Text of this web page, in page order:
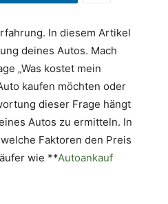
In diesem Artikel
deines Autos. Mach
„Was kostet mein
kaufen möchten oder
dieser Frage hängt
Autos zu ermitteln. In
Faktoren den Preis
wie **Autoankauf